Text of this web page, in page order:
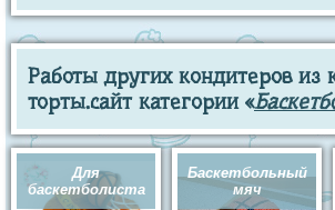
Работы других кондитеров из
торты.сайт категории «
Для
баскетболиста
Баскетбольный
мяч